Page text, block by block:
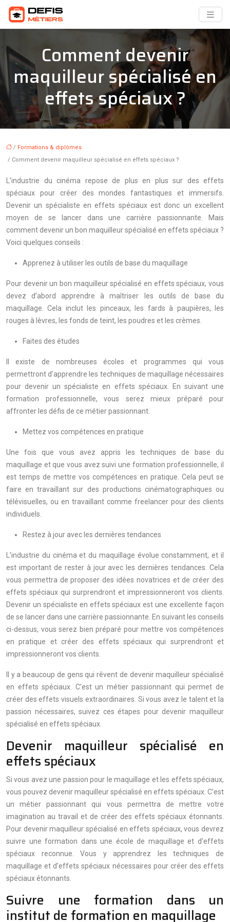
Comment devenir
maquilleur spécialisé en
effets spéciaux ?
/ Formations & diplômes
/ Comment devenir maquilleur spécialisé en effets spéciaux ?
L’industrie du cinéma repose de plus en plus sur des effets
spéciaux pour créer des mondes fantastiques et immersifs.
Devenir un spécialiste en effets spéciaux est donc un excellent
moyen de se lancer dans une carrière passionnante. Mais
comment devenir un bon maquilleur spécialisé en effets spéciaux ?
Voici quelques conseils :
Apprenez à utiliser les outils de base du maquillage
Pour devenir un bon maquilleur spécialisé en effets spéciaux, vous
devez d’abord apprendre à maîtriser les outils de base du
maquillage. Cela inclut les pinceaux, les fards à paupières, les
rouges à lèvres, les fonds de teint, les poudres et les crèmes.
Faites des études
Il existe de nombreuses écoles et programmes qui vous
permettront d’apprendre les techniques de maquillage nécessaires
pour devenir un spécialiste en effets spéciaux. En suivant une
formation professionnelle, vous serez mieux préparé pour
affronter les défis de ce métier passionnant.
Mettez vos compétences en pratique
Une fois que vous avez appris les techniques de base du
maquillage et que vous avez suivi une formation professionnelle, il
est temps de mettre vos compétences en pratique. Cela peut se
faire en travaillant sur des productions cinématographiques ou
télévisuelles, ou en travaillant comme freelancer pour des clients
individuels.
Restez à jour avec les dernières tendances
L’industrie du cinéma et du maquillage évolue constamment, et il
est important de rester à jour avec les dernières tendances. Cela
vous permettra de proposer des idées novatrices et de créer des
effets spéciaux qui surprendront et impressionneront vos clients.
Devenir un spécialiste en effets spéciaux est une excellente façon
de se lancer dans une carrière passionnante. En suivant les conseils
ci-dessus, vous serez bien préparé pour mettre vos compétences
en pratique et créer des effets spéciaux qui surprendront et
impressionneront vos clients.
Il y a beaucoup de gens qui rêvent de devenir maquilleur spécialisé
en effets spéciaux. C’est un métier passionnant qui permet de
créer des effets visuels extraordinaires. Si vous avez le talent et la
passion nécessaires, suivez ces étapes pour devenir maquilleur
spécialisé en effets spéciaux.
Devenir maquilleur spécialisé en
effets spéciaux
Si vous avez une passion pour le maquillage et les effets spéciaux,
vous pouvez devenir maquilleur spécialisé en effets spéciaux. C’est
un métier passionnant qui vous permettra de mettre votre
imagination au travail et de créer des effets spéciaux étonnants.
Pour devenir maquilleur spécialisé en effets spéciaux, vous devrez
suivre une formation dans une école de maquillage et d’effets
spéciaux reconnue. Vous y apprendrez les techniques de
maquillage et d’effets spéciaux nécessaires pour créer des effets
spéciaux étonnants.
Suivre une formation dans un
institut de formation en maquillage